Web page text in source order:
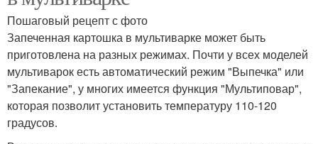
Пошаговый рецепт с фото
Запеченная картошка в мультиварке может быть
приготовлена на разных режимах. Почти у всех моделей
мультиварок есть автоматический режим "Выпечка" или
"Запекание", у многих имеется функция "Мультиповар",
которая позволит установить температуру 110-120
градусов.